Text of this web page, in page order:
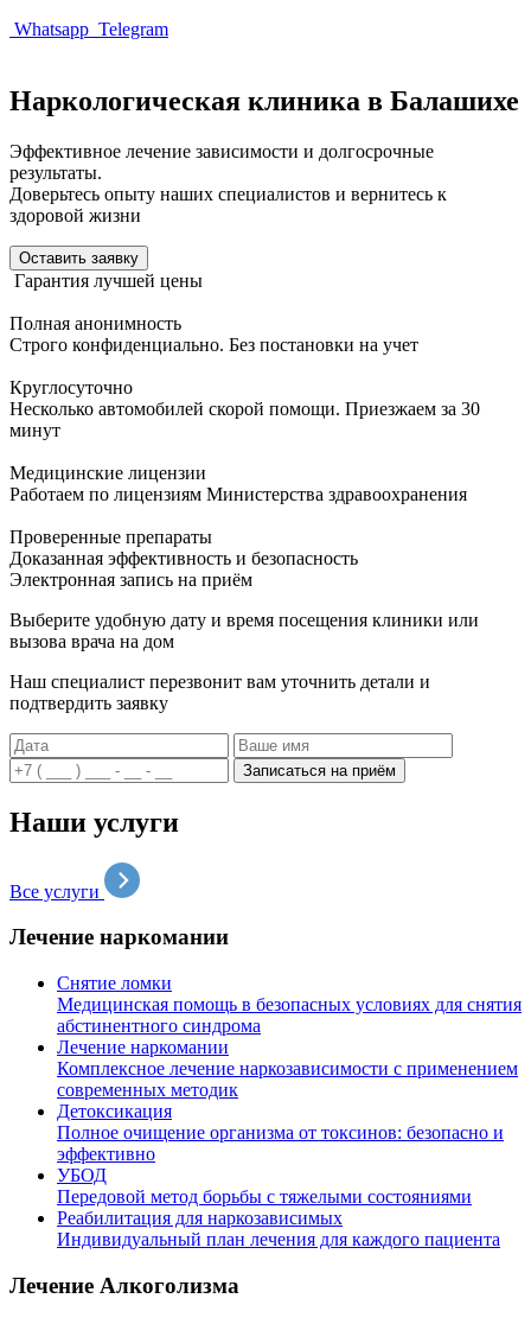
Whatsapp Telegram
Наркологическая клиника в Балашихе
Эффективное лечение зависимости и долгосрочные
результаты.
Доверьтесь опыту наших специалистов и вернитесь к
здоровой жизни
Оставить заявку
Гарантия лучшей цены
Полная анонимность
Строго конфиденциально. Без постановки на учет
Круглосуточно
Несколько автомобилей скорой помощи. Приезжаем за 30
минут
Медицинские лицензии
Работаем по лицензиям Министерства здравоохранения
Проверенные препараты
Доказанная эффективность и безопасность
Электронная запись на приём
Выберите удобную дату и время посещения клиники или
вызова врача на дом
Наш специалист перезвонит вам уточнить детали и
подтвердить заявку
Записаться на приём
Наши услуги
Все услуги
Лечение наркомании
Снятие ломки
Медицинская помощь в безопасных условиях для снятия
абстинентного синдрома
Лечение наркомании
Комплексное лечение наркозависимости с применением
современных методик
Детоксикация
Полное очищение организма от токсинов: безопасно и
эффективно
УБОД
Передовой метод борьбы с тяжелыми состояниями
Реабилитация для наркозависимых
Индивидуальный план лечения для каждого пациента
Лечение Алкоголизма